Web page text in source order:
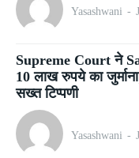
Yasashwani -
Supreme Court ने
10 लाख रुपये का
सख्त टिप्पणी
Yasashwani -